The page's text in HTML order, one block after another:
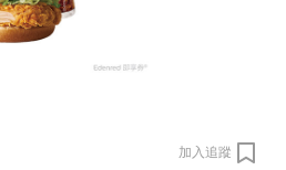
加入追蹤